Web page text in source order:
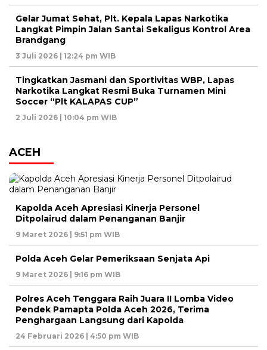
Gelar Jumat Sehat, Plt. Kepala Lapas Narkotika
Langkat Pimpin Jalan Santai Sekaligus Kontrol Area
Brandgang
3 Juli 2026 | 12:24 pm WIB
Tingkatkan Jasmani dan Sportivitas WBP, Lapas
Narkotika Langkat Resmi Buka Turnamen Mini
Soccer “Plt KALAPAS CUP”
2 Juli 2026 | 10:04 pm WIB
ACEH
Kapolda Aceh Apresiasi Kinerja Personel
Ditpolairud dalam Penanganan Banjir
9 Maret 2026 | 9:51 pm WIB
Polda Aceh Gelar Pemeriksaan Senjata Api
9 Maret 2026 | 9:16 pm WIB
Polres Aceh Tenggara Raih Juara II Lomba Video
Pendek Pamapta Polda Aceh 2026, Terima
Penghargaan Langsung dari Kapolda
24 Februari 2026 | 4:50 pm WIB